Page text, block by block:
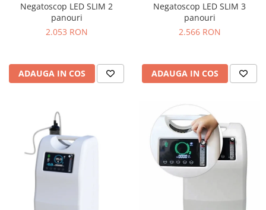
Negatoscop LED SLIM 2
panouri
2.053 RON
ADAUGA IN COS
Negatoscop LED SLIM 3
panouri
2.566 RON
ADAUGA IN COS